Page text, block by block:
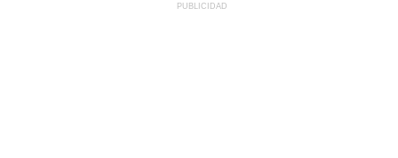
PUBLICIDAD